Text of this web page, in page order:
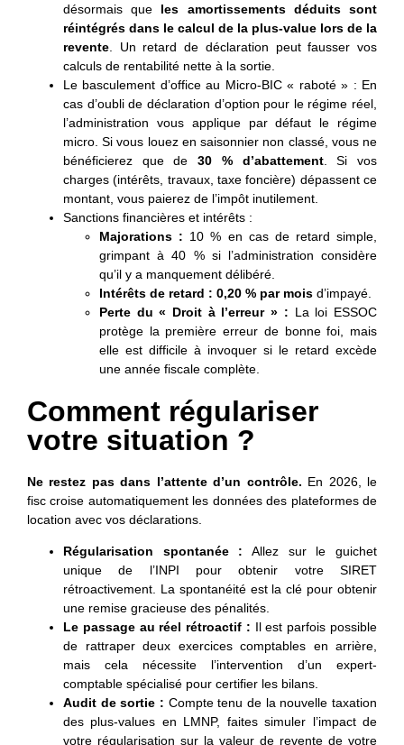
désormais que les amortissements déduits sont
réintégrés dans le calcul de la plus-value lors de la
revente . Un retard de déclaration peut fausser vos
calculs de rentabilité nette à la sortie.
Le basculement d’office au Micro-BIC « raboté » : En
cas d’oubli de déclaration d’option pour le régime réel,
l’administration vous applique par défaut le régime
micro. Si vous louez en saisonnier non classé, vous ne
bénéficierez que de30 % d’abattement. Si vos
charges (intérêts, travaux, taxe foncière) dépassent ce
montant, vous paierez de l’impôt inutilement.
Sanctions financières et intérêts :
Majorations : 10 % en cas de retard simple,
grimpant à 40 % si l’administration considère
qu’il y a manquement délibéré.
Intérêts de retard : 0,20 % par mois d’impayé.
Perte du « Droit à l’erreur » : La loi ESSOC
protège la première erreur de bonne foi, mais
elle est difficile à invoquer si le retard excède
une année fiscale complète.
Comment régulariser
votre situation ?
Ne restez pas dans l’attente d’un contrôle. En 2026, le
fisc croise automatiquement les données des plateformes de
location avec vos déclarations.
Régularisation spontanée : Allez sur le guichet
unique de l’INPI pour obtenir votre SIRET
rétroactivement. La spontanéité est la clé pour obtenir
une remise gracieuse des pénalités.
Le passage au réel rétroactif : Il est parfois possible
de rattraper deux exercices comptables en arrière,
mais cela nécessite l’intervention d’un expert-
comptable spécialisé pour certifier les bilans.
Audit de sortie : Compte tenu de la nouvelle taxation
des plus-values en LMNP, faites simuler l’impact de
votre régularisation sur la valeur de revente de votre